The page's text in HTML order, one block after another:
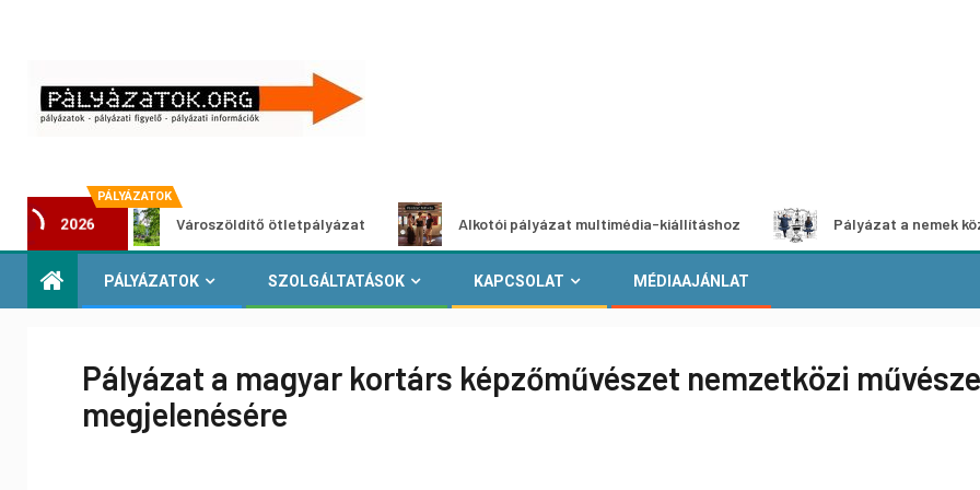
PÁLYÁZATOK
2026 Városzöldítő ötletpályázat Alkotói pályázat multimédia-kiállításhoz Pályázat a nemek közötti
PÁLYÁZATOK SZOLGÁLTATÁSOK KAPCSOLAT MÉDIAAJÁNLAT
Pályázat a magyar kortárs képzőművészet nemzetközi
megjelenésére